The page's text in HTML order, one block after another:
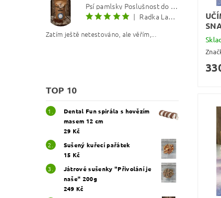
Psí pamlsky Poslušnost do kapsy: Kachna s lososovým olejem 8 mm
|
Radka Langerová
Zatím ještě netestováno, ale věřím,...
TOP 10
Dental Fun spirála s hovězím
masem 12 cm
29 Kč
Sušený kuřecí pařátek
15 Kč
Játrové sušenky "Přivolání je
naše" 200g
249 Kč